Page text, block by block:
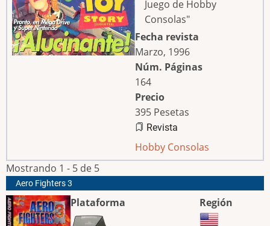
Juego de Hobby
Consolas"
Fecha revista
Marzo, 1996
Núm. Páginas
164
Precio
395 Pesetas
Revista
Hobby Consolas
Mostrando 1 - 5 de 5
Aero Fighters 3
Plataforma Región